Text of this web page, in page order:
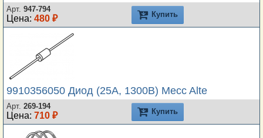
Арт. 947-794
Цена: 480 ₽ Купить
9910356050 Диод (25А, 1300В) Mecc Alte
Арт. 269-194
Цена: 710 ₽ Купить